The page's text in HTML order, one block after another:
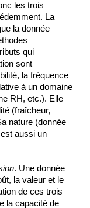
les trois
dimensions de la valeur présentées précédemment. La
la donnée
qui
sont
la fréquence
à un domaine
RH, etc.). Elle
(fraîcheur,
nature (donnée
aussi un
. Une donnée
la valeur et le
de ces trois
la capacité de